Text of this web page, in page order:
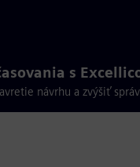
s
návrhu a zvýšiť